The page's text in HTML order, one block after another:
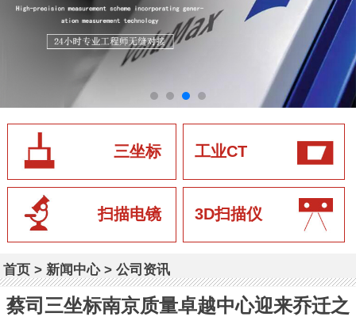
三坐标 工业CT
扫描电镜 3D扫描仪
首页 > 新闻中心>公司资讯
蔡司三坐标南京质量卓越中心迎来乔迁之